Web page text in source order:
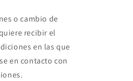
o cambio de
recibir el
en las que
en contacto con